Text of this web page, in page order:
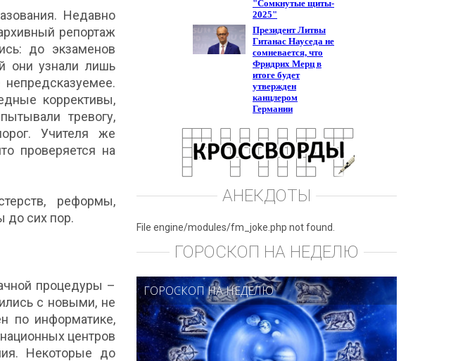
Недавно
репортаж
до экзаменов
они узнали лишь
коррективы,
тревогу,
Учителя же
проверяется на
реформы,
до сих пор.
процедуры –
с новыми, не
по информатике,
центров
Некоторые до
АНЕКДОТЫ
File engine/modules/fm_joke.php not found.
ГОРОСКОП НА НЕДЕЛЮ
ГОРОСКОП НА НЕДЕЛЮ